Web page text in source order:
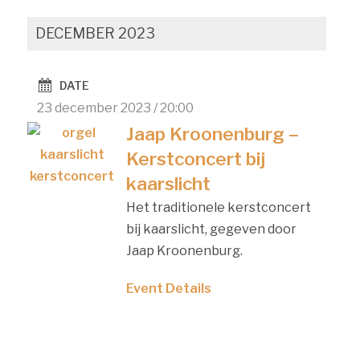
DECEMBER 2023
DATE
23 december 2023 / 20:00
Jaap Kroonenburg –
Kerstconcert bij
kaarslicht
Het traditionele kerstconcert
bij kaarslicht, gegeven door
Jaap Kroonenburg.
Event Details